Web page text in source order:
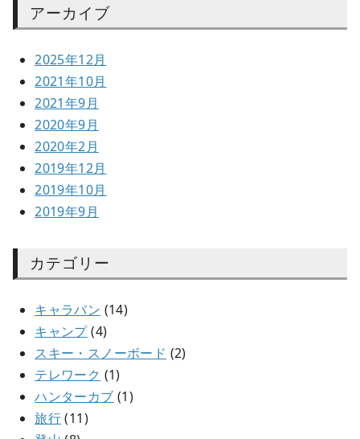
アーカイブ
2025年12月
2021年10月
2021年9月
2020年9月
2020年2月
2019年12月
2019年10月
2019年9月
カテゴリー
キャラバン (14)
キャンプ(4)
スキー・スノーボード (2)
テレワーク (1)
ハンターカブ (1)
旅行(11)